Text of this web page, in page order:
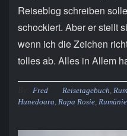
Reiseblog schreiben
schockiert. Aber er stellt
wenn ich die Zeichen
tolles ab. Alles in Allem
Fred Reisetagebuch
Hunedoara Rapa Rosie